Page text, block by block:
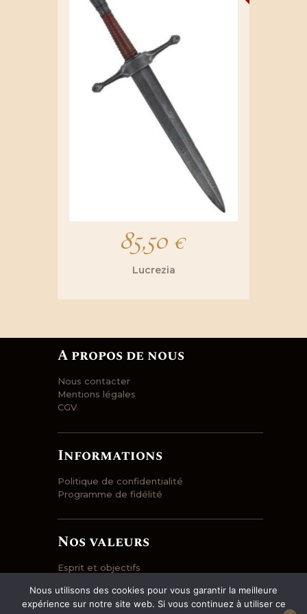
85,50€
Lucrezia
A propos de nous
Nous contacter
Mentions légales
CGV
Informations
Politique de confidentialité
Programme de fidélité
Nos valeurs
Esprit et objectifs
Prix et qualité
Entrepôt et logistique
Nous utilisons des cookies pour vous garantir la meilleure
expérience sur notre site web. Si vous continuez à utiliser ce